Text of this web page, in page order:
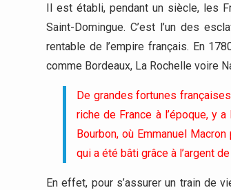
Il est établi, pendant un siècle, les
Saint-Domingue. C’est l’un des
rentable de l’empire français. En
comme Bordeaux, La Rochelle voire
De grandes fortunes
riche de France à l’époque, y
Bourbon, où Emmanuel
qui a été bâti grâce à l’argent
En effet, pour s’assurer un train de